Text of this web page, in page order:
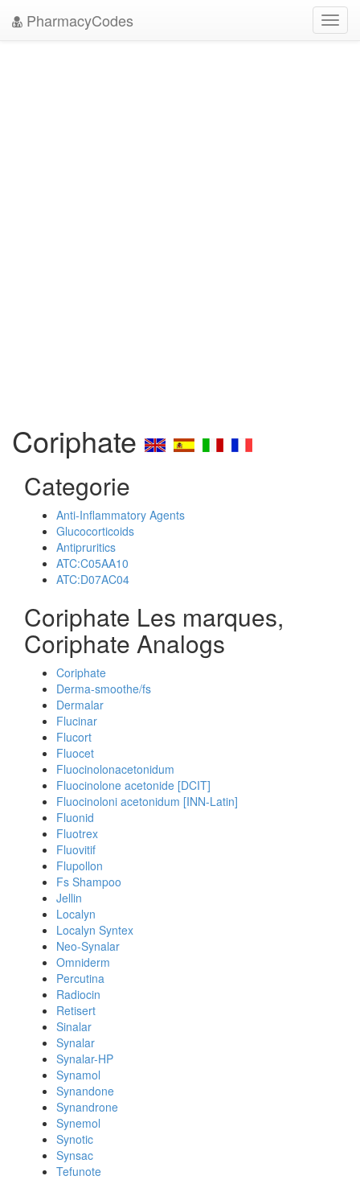
PharmacyCodes
Coriphate
Categorie
Anti-Inflammatory Agents
Glucocorticoids
Antipruritics
ATC:C05AA10
ATC:D07AC04
Coriphate Les marques,
Coriphate Analogs
Coriphate
Derma-smoothe/fs
Dermalar
Flucinar
Flucort
Fluocet
Fluocinolonacetonidum
Fluocinolone acetonide [DCIT]
Fluocinoloni acetonidum [INN-Latin]
Fluonid
Fluotrex
Fluovitif
Flupollon
Fs Shampoo
Jellin
Localyn
Localyn Syntex
Neo-Synalar
Omniderm
Percutina
Radiocin
Retisert
Sinalar
Synalar
Synalar-HP
Synamol
Synandone
Synandrone
Synemol
Synotic
Synsac
Tefunote